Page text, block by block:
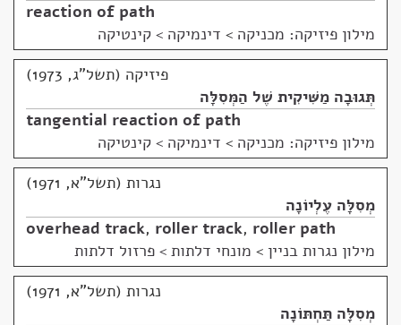
reaction of path
מילון פיזיקה: מכניקה > דינמיקה > קינטיקה
פיזיקה (תשל"ג, 1973)
תְּגוּבָה מַשִּׁיקִית שֶׁל הַמְּסִלָּה
tangential reaction of path
מילון פיזיקה: מכניקה > דינמיקה > קינטיקה
נגרות (תשל"א, 1971)
מְסִלָּה עֶלְיוֹנָה
overhead track, roller track, roller path
מילון נגרות בניין > מונחי דלתות > פרזול דלתות
נגרות (תשל"א, 1971)
מְסִלָּה תַּחְתּוֹנָה